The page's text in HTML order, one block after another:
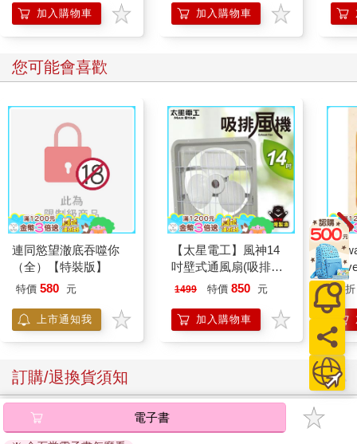
至於乳製品，儘管部分研究指出其高鈣含量可能促進脂肪代謝，
但其高脂肪與高鹽（ 如起司 ）或高糖（ 如優格 ）特性，使其不
則反而能發揮促進脂肪代謝的效果。
（本文摘錄自第3章綠實踐：每天一杯喚起健康生活）
加入購物車 加入購物車
您可能會喜歡
連同慾望澈底吞噬你
（全）【特裝版】
特價 580 元
上市通知我
【太星電工】風神14
吋壁式通風扇(吸排風
機)
1499 特價 850 元
加入購物車
73 折
訂購/退換貨須知
加入金石堂 LINE 官方帳號『完成綁定』，隨時掌握出貨動
態：
電子書